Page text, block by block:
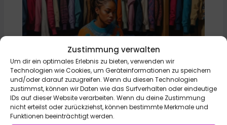
Zustimmung verwalten
Um dir ein optimales Erlebnis zu bieten, verwenden wir
Technologien wie Cookies, um Geräteinformationen zu speichern
und/oder darauf zuzugreifen. Wenn du diesen Technologien
zustimmst, können wir Daten wie das Surfverhalten oder eindeutige
IDs auf dieser Website verarbeiten. Wenn du deine Zustimmung
nicht erteilst oder zurückziehst, können bestimmte Merkmale und
Funktionen beeinträchtigt werden.
PMS Phase oder „No Bullshit“ Phase?